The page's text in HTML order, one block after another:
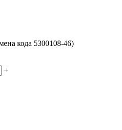
кода 5300108-46)
+